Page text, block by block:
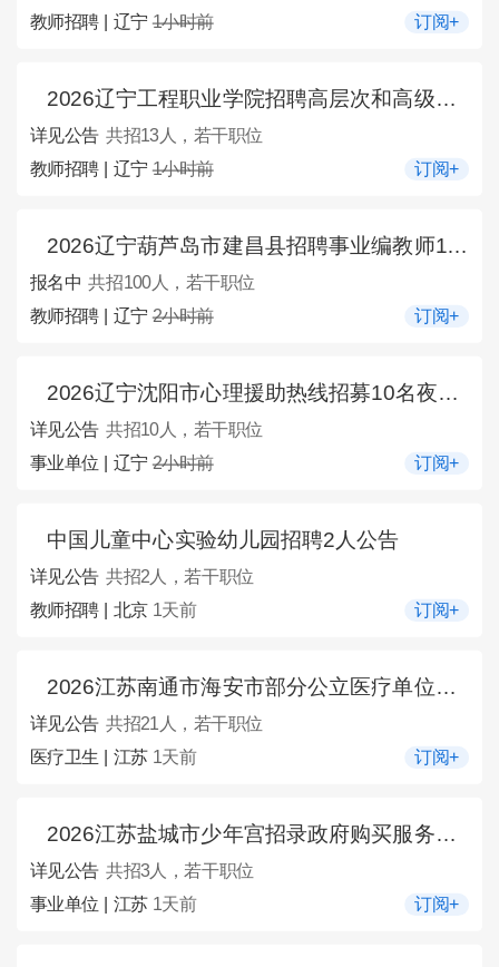
教师招聘 | 辽宁 1小时前 订阅+
2026辽宁工程职业学院招聘高层次和高级技能人才13人公告
详见公告 共招13人，若干职位
教师招聘 | 辽宁 1小时前 订阅+
2026辽宁葫芦岛市建昌县招聘事业编教师100人公告
报名中 共招100人，若干职位
教师招聘 | 辽宁 2小时前 订阅+
2026辽宁沈阳市心理援助热线招募10名夜班接线员公告
详见公告 共招10人，若干职位
事业单位 | 辽宁 2小时前 订阅+
中国儿童中心实验幼儿园招聘2人公告
详见公告 共招2人，若干职位
教师招聘 | 北京 1天前 订阅+
2026江苏南通市海安市部分公立医疗单位招聘编外人员21人公告
详见公告 共招21人，若干职位
医疗卫生 | 江苏 1天前 订阅+
2026江苏盐城市少年宫招录政府购买服务用工3人公告
详见公告 共招3人，若干职位
事业单位 | 江苏 1天前 订阅+